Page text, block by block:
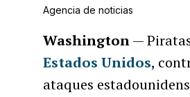
Agencia de noticias
Washington—
Estados Unidos,
ataques